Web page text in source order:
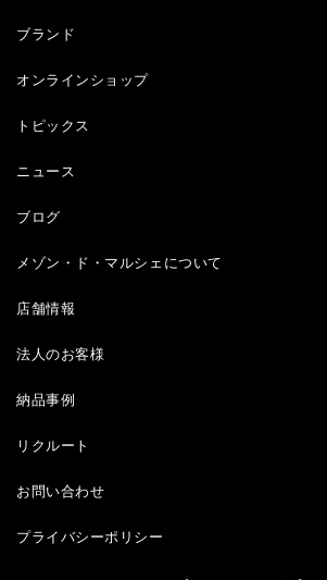
ブランド
オンラインショップ
トピックス
ニュース
ブログ
メゾン・ド・マルシェについて
店舗情報
法人のお客様
納品事例
リクルート
お問い合わせ
プライバシーポリシー